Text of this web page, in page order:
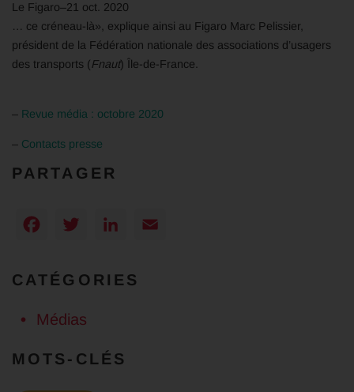
Le Figaro–21 oct. 2020
… ce créneau-là», explique ainsi au Figaro Marc Pelissier,
président de la Fédération nationale des associations d’usagers
des transports (Fnaut) Île-de-France.
– Revue média : octobre 2020
– Contacts presse
PARTAGER
Facebook
TwitterLinkedIn
CATÉGORIES
Médias
MOTS-CLÉS